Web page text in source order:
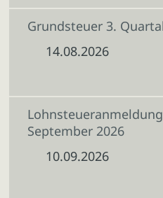
Grundsteuer 3.
14.08.2026
September 2026
10.09.2026